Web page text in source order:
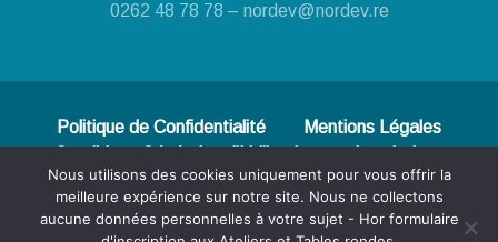
0262 48 78 78 – nordev@nordev.re
Politique de Confidentialité
Mentions Légales
Nordev
Nous utilisons des cookies uniquement pour vous offrir la
meilleure expérience sur notre site. Nous ne collectons
aucune données personnelles à votre sujet - Hor formulaire